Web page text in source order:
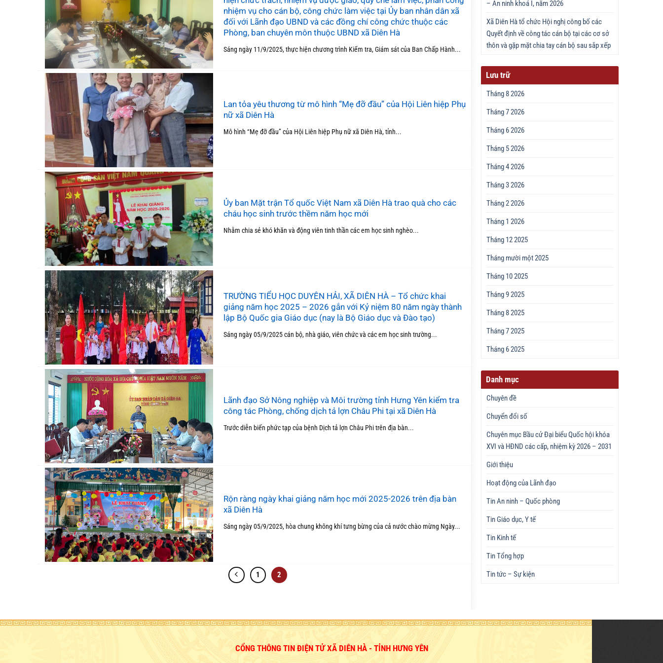
nhiệm vụ cho cán bộ, công chức làm việc tại Ủy ban nhân dân xã
đối với Lãnh đạo UBND và các đồng chí công chức thuộc các
Phòng, ban chuyên môn thuộc UBND xã Diên Hà
Sáng ngày 11/9/2025, thực hiện chương trình Kiểm tra, Giám sát của Ban Chấp Hành...
Lan tỏa yêu thương từ mô hình “Mẹ đỡ đầu” của Hội Liên hiệp Phụ
nữ xã Diên Hà
Mô hình “Mẹ đỡ đầu” của Hội Liên hiệp Phụ nữ xã Diên Hà, tỉnh...
Ủy ban Mặt trận Tổ quốc Việt Nam xã Diên Hà trao quà cho các
cháu học sinh trước thềm năm học mới
Nhằm chia sẻ khó khăn và động viên tinh thần các em học sinh nghèo...
TRƯỜNG TIỂU HỌC DUYÊN HẢI, XÃ DIÊN HÀ – Tổ chức khai
giảng năm học 2025 – 2026 gắn với Kỷ niệm 80 năm ngày thành
lập Bộ Quốc gia Giáo dục (nay là Bộ Giáo dục và Đào tạo)
Sáng ngày 05/9/2025 cán bộ, nhà giáo, viên chức và các em học sinh trường...
Lãnh đạo Sở Nông nghiệp và Môi trường tỉnh Hưng Yên kiểm tra
công tác Phòng, chống dịch tả lợn Châu Phi tại xã Diên Hà
Trước diễn biến phức tạp của bệnh Dịch tả lợn Châu Phi trên địa bàn...
Rộn ràng ngày khai giảng năm học mới 2025-2026 trên địa bàn
xã Diên Hà
Sáng ngày 05/9/2025, hòa chung không khí tưng bừng của cả nước chào mừng Ngày...
1 2
– An ninh khoá I, năm 2026
Xã Diên Hà tổ chức Hội nghị công bố các
Quyết định về công tác cán bộ tại các cơ sở
thôn và gặp mặt chia tay cán bộ sau sắp xếp
Lưu trữ
Tháng 8 2026
Tháng 7 2026
Tháng 6 2026
Tháng 5 2026
Tháng 4 2026
Tháng 3 2026
Tháng 2 2026
Tháng 1 2026
Tháng 12 2025
Tháng mười một 2025
Tháng 10 2025
Tháng 9 2025
Tháng 8 2025
Tháng 7 2025
Tháng 6 2025
Danh mục
Chuyên đề
Chuyển đổi số
Chuyên mục Bầu cử Đại biểu Quốc hội khóa
XVI và HĐND các cấp, nhiệm kỳ 2026 – 2031
Giới thiệu
Hoạt động của Lãnh đạo
Tin An ninh – Quốc phòng
Tin Giáo dục, Y tế
Tin Kinh tế
Tin Tổng hợp
Tin tức – Sự kiện
CỔNG THÔNG TIN ĐIỆN TỬ XÃ DIÊN HÀ - TỈNH HƯNG YÊN